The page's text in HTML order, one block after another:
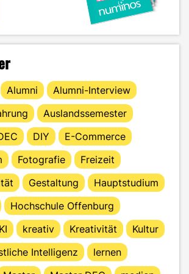
Alumni
Alumni-Interview
Auslandssemester
DIY
E-Commerce
Fotografie
Freizeit
Gestaltung
Hauptstudium
Hochschule Offenburg
KI kreativ Kreativität
Kultur
Intelligenz
lernen